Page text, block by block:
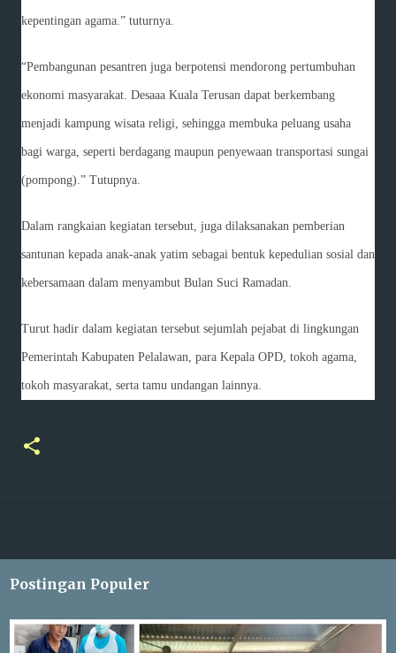
kepentingan agama.” tuturnya.
“Pembangunan pesantren juga berpotensi mendorong pertumbuhan
ekonomi masyarakat. Desaaa Kuala Terusan dapat berkembang
menjadi kampung wisata religi, sehingga membuka peluang usaha
bagi warga, seperti berdagang maupun penyewaan transportasi sungai
(pompong).” Tutupnya.
Dalam rangkaian kegiatan tersebut, juga dilaksanakan pemberian
santunan kepada anak-anak yatim sebagai bentuk kepedulian sosial dan
kebersamaan dalam menyambut Bulan Suci Ramadan.
Turut hadir dalam kegiatan tersebut sejumlah pejabat di lingkungan
Pemerintah Kabupaten Pelalawan, para Kepala OPD, tokoh agama,
tokoh masyarakat, serta tamu undangan lainnya.
Postingan Populer